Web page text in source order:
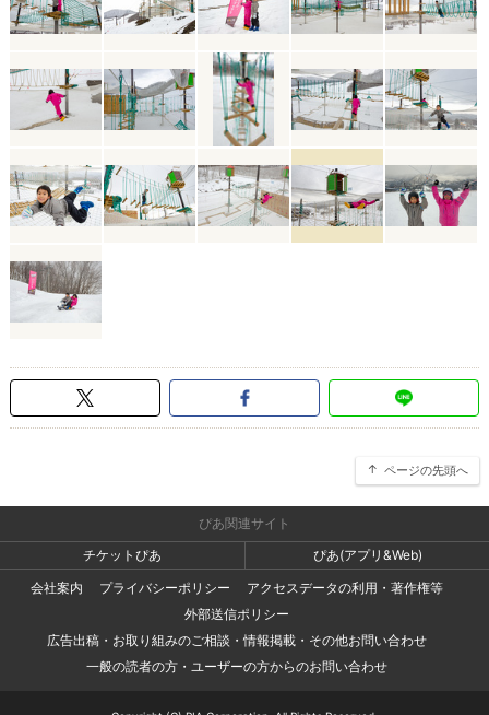
ページの先頭へ
ぴあ関連サイト
チケットぴあ
ぴあ(アプリ&Web)
会社案内
プライバシーポリシー
アクセスデータの利用・著作権等
外部送信ポリシー
広告出稿・お取り組みのご相談・情報掲載・その他お問い合わせ
一般の読者の方・ユーザーの方からのお問い合わせ